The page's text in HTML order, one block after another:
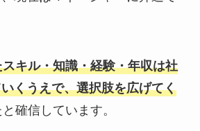
キル・知識・経験・年収は社
くうえで、選択肢を広げてく
確信しています。